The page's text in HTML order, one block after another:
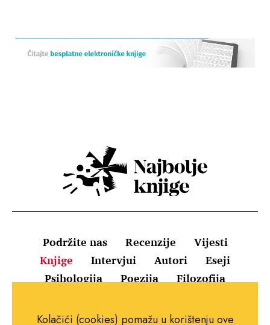
Podržite nas Recenzije
Vijesti
Knjige
Intervjui Autori
Eseji
Psihologija
Poezija Filozofija
Uvjeti korištenja
Pravila o kolačićima
Kolačići (cookies) pomažu u korištenju ove